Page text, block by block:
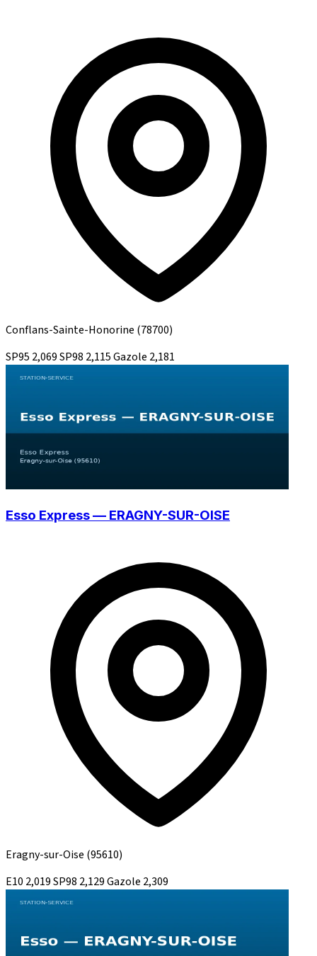
Conflans-Sainte-Honorine (78700)
SP95 2,069SP98 2,115Gazole 2,181
Esso Express — ERAGNY-SUR-OISE
Eragny-sur-Oise (95610)
E10 2,019SP98 2,129Gazole 2,309